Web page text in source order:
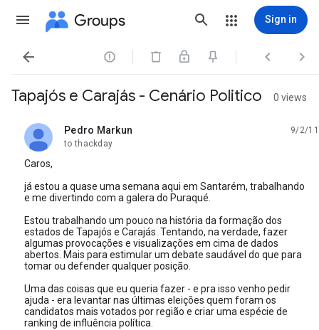
Groups Sign in
   
Tapajós e Carajás - Cenário Politico 0 views
Pedro Markun
unread,
9/2/11
to thackday
Caros,
já estou a quase uma semana aqui em Santarém, trabalhando
e me divertindo com a galera do Puraqué.
Estou trabalhando um pouco na história da formação dos
estados de Tapajós e Carajás. Tentando, na verdade, fazer
algumas provocações e visualizações em cima de dados
abertos. Mais para estimular um debate saudável do que para
tomar ou defender qualquer posição.
Uma das coisas que eu queria fazer - e pra isso venho pedir
ajuda - era levantar nas últimas eleições quem foram os
candidatos mais votados por região e criar uma espécie de
ranking de influência política.